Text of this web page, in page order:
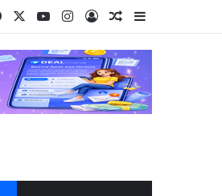
FacebookYouTubeInstagram
Log InRandom Article
Sidebar